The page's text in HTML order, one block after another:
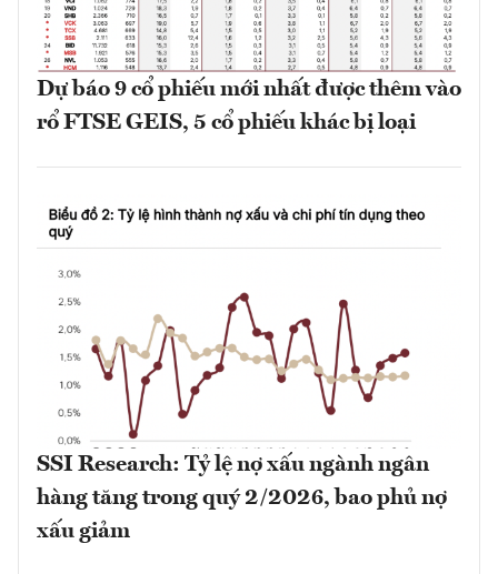
Dự báo 9 cổ phiếu mới nhất được thêm vào
rổ FTSE GEIS, 5 cổ phiếu khác bị loại
SSI Research: Tỷ lệ nợ xấu ngành ngân
hàng tăng trong quý 2/2026, bao phủ nợ
xấu giảm